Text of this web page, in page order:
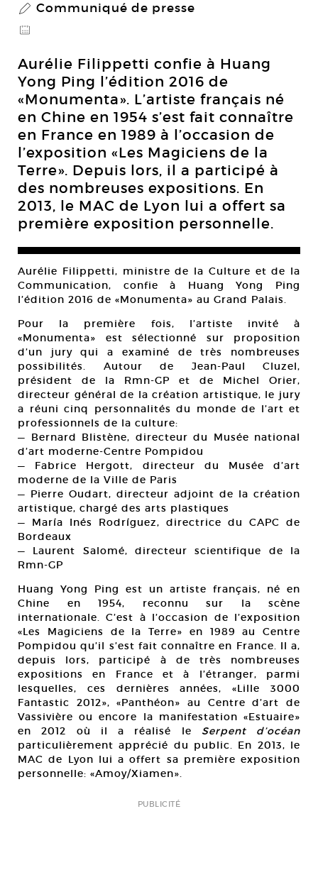
P Communiqué de presse
@
Aurélie Filippetti confie à Huang
Yong Ping l’édition 2016 de
«Monumenta». L’artiste français né
en Chine en 1954 s’est fait connaître
en France en 1989 à l’occasion de
l’exposition «Les Magiciens de la
Terre». Depuis lors, il a participé à
des nombreuses expositions. En
2013, le MAC de Lyon lui a offert sa
première exposition personnelle.
Aurélie Filippetti, ministre de la Culture et de la
Communication, confie à Huang Yong Ping
l’édition 2016 de «Monumenta» au Grand Palais.
Pour la première fois, l’artiste invité à
«Monumenta» est sélectionné sur proposition
d’un jury qui a examiné de très nombreuses
possibilités. Autour de Jean-Paul Cluzel,
président de la Rmn-GP et de Michel Orier,
directeur général de la création artistique, le jury
a réuni cinq personnalités du monde de l’art et
professionnels de la culture:
— Bernard Blistène, directeur du Musée national
d’art moderne-Centre Pompidou
— Fabrice Hergott, directeur du Musée d’art
moderne de la Ville de Paris
— Pierre Oudart, directeur adjoint de la création
artistique, chargé des arts plastiques
— María Inés Rodríguez, directrice du CAPC de
Bordeaux
— Laurent Salomé, directeur scientifique de la
Rmn-GP
Huang Yong Ping est un artiste français, né en
Chine en 1954, reconnu sur la scène
internationale. C’est à l’occasion de l’exposition
«Les Magiciens de la Terre» en 1989 au Centre
Pompidou qu’il s’est fait connaître en France. Il a,
depuis lors, participé à de très nombreuses
expositions en France et à l’étranger, parmi
lesquelles, ces dernières années, «Lille 3000
Fantastic 2012», «Panthéon» au Centre d’art de
Vassivière ou encore la manifestation «Estuaire»
en 2012 où il a réalisé le Serpent d’océan
particulièrement apprécié du public. En 2013, le
MAC de Lyon lui a offert sa première exposition
personnelle: «Amoy/Xiamen».
PUBLICITÉ